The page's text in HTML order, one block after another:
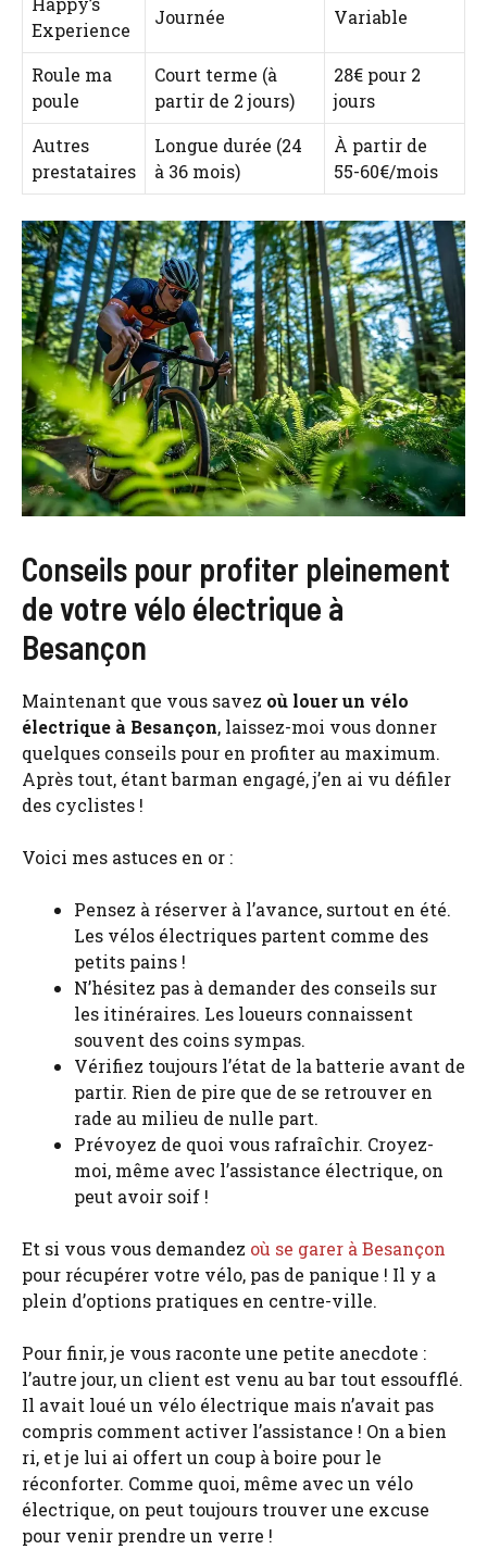
Experience
Journée Variable
Roule ma
poule
Court terme (à
partir de 2 jours)
28€ pour 2
jours
Autres
prestataires
Longue durée (24
à 36 mois)
À partir de
55-60€/mois
Conseils pour profiter pleinement
de votre vélo électrique à
Besançon
Maintenant que vous savez où louer un vélo
électrique à Besançon, laissez-moi vous donner
quelques conseils pour en profiter au maximum.
Après tout, étant barman engagé, j’en ai vu défiler
des cyclistes !
Voici mes astuces en or :
Pensez à réserver à l’avance, surtout en été.
Les vélos électriques partent comme des
petits pains !
N’hésitez pas à demander des conseils sur
les itinéraires. Les loueurs connaissent
souvent des coins sympas.
Vérifiez toujours l’état de la batterie avant de
partir. Rien de pire que de se retrouver en
rade au milieu de nulle part.
Prévoyez de quoi vous rafraîchir. Croyez-
moi, même avec l’assistance électrique, on
peut avoir soif !
Et si vous vous demandez où se garer à Besançon
pour récupérer votre vélo, pas de panique ! Il y a
plein d’options pratiques en centre-ville.
Pour finir, je vous raconte une petite anecdote :
l’autre jour, un client est venu au bar tout essoufflé.
Il avait loué un vélo électrique mais n’avait pas
compris comment activer l’assistance ! On a bien
ri, et je lui ai offert un coup à boire pour le
réconforter. Comme quoi, même avec un vélo
électrique, on peut toujours trouver une excuse
pour venir prendre un verre !